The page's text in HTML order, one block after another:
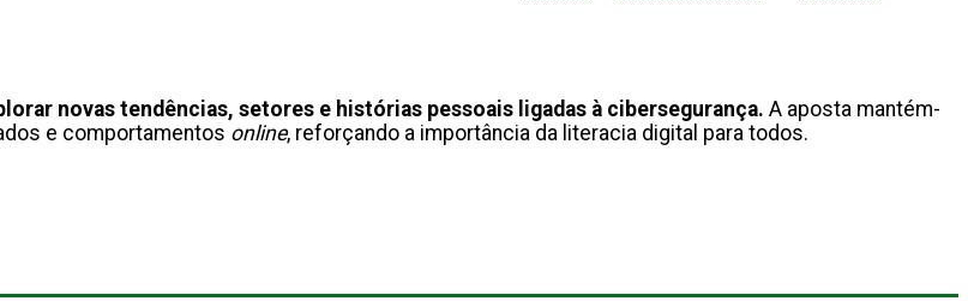
novas tendências, setores e histórias pessoais ligadas à cibersegurança. A aposta mantém-
e comportamentos online, reforçando a importância da literacia digital para todos.